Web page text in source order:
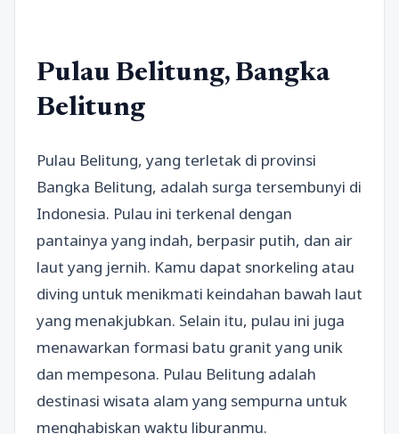
Pulau Belitung, Bangka
Belitung
Pulau Belitung, yang terletak di provinsi
Bangka Belitung, adalah surga tersembunyi di
Indonesia. Pulau ini terkenal dengan
pantainya yang indah, berpasir putih, dan air
laut yang jernih. Kamu dapat snorkeling atau
diving untuk menikmati keindahan bawah laut
yang menakjubkan. Selain itu, pulau ini juga
menawarkan formasi batu granit yang unik
dan mempesona. Pulau Belitung adalah
destinasi wisata alam yang sempurna untuk
menghabiskan waktu liburanmu.